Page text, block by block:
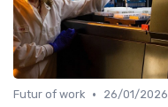
Futur of work •
26/01/2026